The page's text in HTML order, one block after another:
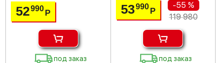
52990Р
под заказ
53990 Р
-55 %
119 980
под заказ